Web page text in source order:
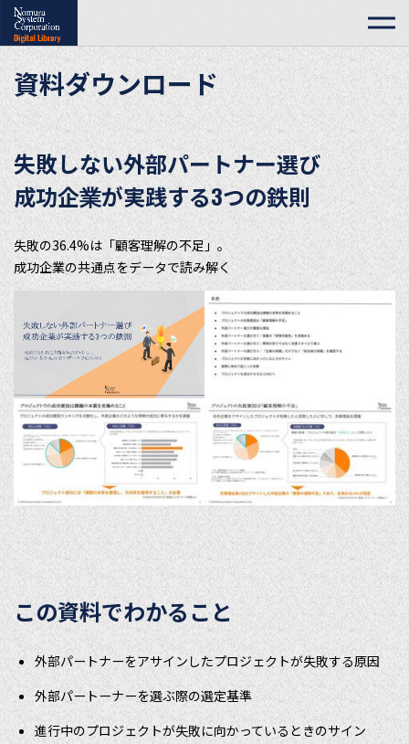
資料ダウンロード
失敗しない外部パートナー選び
成功企業が実践する3つの鉄則
失敗の36.4%は「顧客理解の不足」。
成功企業の共通点をデータで読み解く
この資料でわかること
外部パートナーをアサインしたプロジェクトが失敗する原因
外部パートーナーを選ぶ際の選定基準
進行中のプロジェクトが失敗に向かっているときのサイン